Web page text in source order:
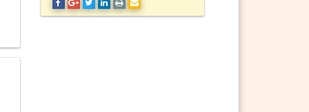
§ 32 NÖ LFBAO 1991
Prüfungskommissionen